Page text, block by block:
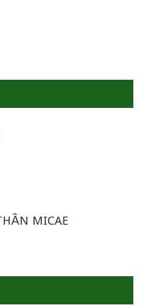
MICAE